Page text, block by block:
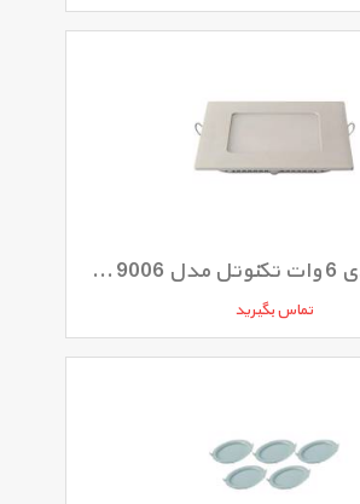
چراغ ال ای دی 6 وات تکنوتل مدل SMD 6W 9006
تماس بگیرید